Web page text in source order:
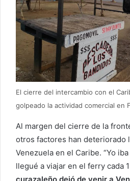
El cierre del intercambio con el
golpeado la actividad comercial en
Al margen del cierre de la
otros factores han deteriorado
Venezuela en el Caribe. “Yo
llegué a viajar en el ferry cada